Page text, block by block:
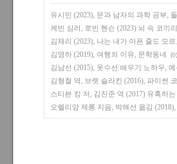
유시민 (2023), 문과 남자의 과학 공부,
케빈 심러, 로빈 헨슨 (2023) 뇌 속 코끼
김채리 (2023), 나는 내가 아픈 줄도 모
김영하 (2019), 여행의 이유, 문학동네
(0)
김남선 (2015), 옷수선 배우기 노하우, 예
김형철 역, 브렛 슬라킨 (2016), 파이썬
스티븐 킹 저, 김진준 역 (2017) 유혹하
오렐리앙 제롱 지음, 박해선 옮김